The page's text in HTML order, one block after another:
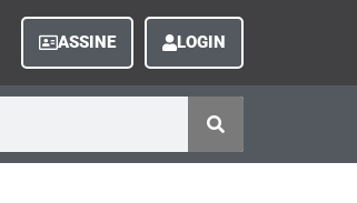
ASSINE LOGIN